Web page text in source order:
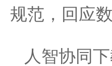
规范，回应
人智协同